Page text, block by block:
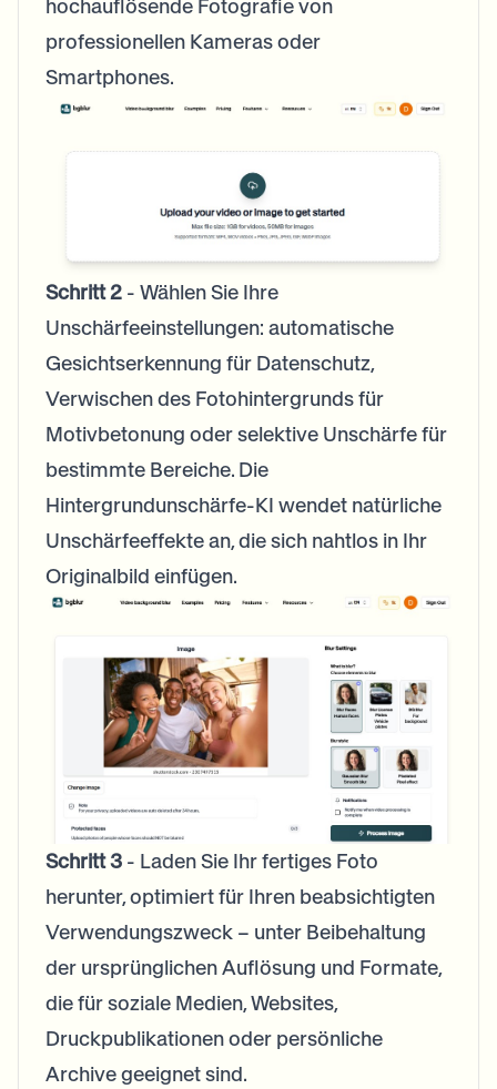
hochauflösende Fotografie von
professionellen Kameras oder
Smartphones.
Schritt 2 - Wählen Sie Ihre
Unschärfeeinstellungen: automatische
Gesichtserkennung für Datenschutz,
Verwischen des Fotohintergrunds für
Motivbetonung oder selektive Unschärfe für
bestimmte Bereiche. Die
Hintergrundunschärfe-KI wendet natürliche
Unschärfeeffekte an, die sich nahtlos in Ihr
Originalbild einfügen.
Schritt 3 - Laden Sie Ihr fertiges Foto
herunter, optimiert für Ihren beabsichtigten
Verwendungszweck – unter Beibehaltung
der ursprünglichen Auflösung und Formate,
die für soziale Medien, Websites,
Druckpublikationen oder persönliche
Archive geeignet sind.